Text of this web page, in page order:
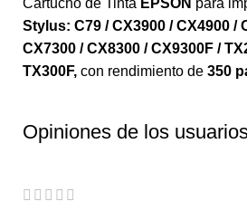
Cartucho de Tinta EPSON para
Stylus: C79 / CX3900 / CX4900 /
CX7300 / CX8300 / CX9300F /
TX300F, con rendimiento de 350
Opiniones de los